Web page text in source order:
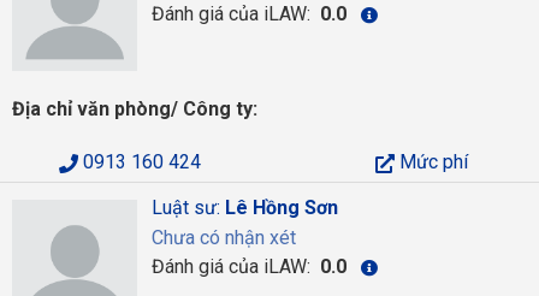
Đánh giá của iLAW: 0.0
Địa chỉ văn phòng/ Công ty:
0913 160 424
Mức phí
Luật sư: Lê Hồng Sơn
Chưa có nhận xét
Đánh giá của iLAW: 0.0